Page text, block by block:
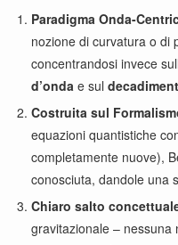
Paradigma Onda-
nozione di curvatura o di
concentrandosi invece
d’onda e sul
Costruita sul
equazioni quantistiche
completamente nuove),
conosciuta, dandole una
Chiaro salto
gravitazionale – nessuna